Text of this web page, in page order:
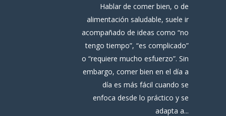
Hablar de comer bien, o de
alimentación saludable, suele ir
acompañado de ideas como “no
tengo tiempo”, “es complicado”
o “requiere mucho esfuerzo”. Sin
embargo, comer bien en el día a
día es más fácil cuando se
enfoca desde lo práctico y se
adapta a...